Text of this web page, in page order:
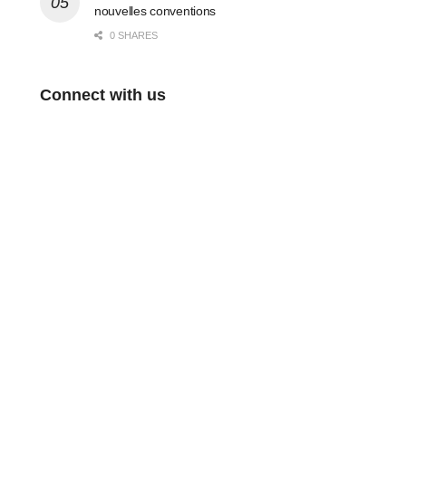
nouvelles conventions
0 SHARES
Connect with us